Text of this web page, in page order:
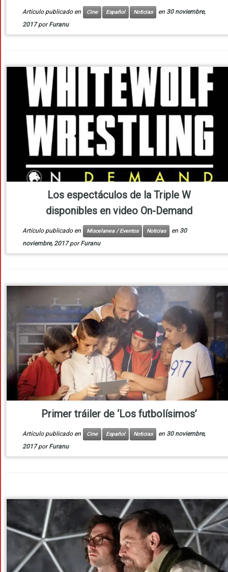
Artículo publicado en Cine Español Noticias en 30 noviembre,
2017 porFuranu
Los espectáculos de la Triple W
disponibles en video On-Demand
Artículo publicado en Miscelanea / Eventos Noticias en 30
noviembre, 2017 porFuranu
Primer tráiler de ‘Los futbolísimos’
Artículo publicado en Cine Español Noticias en 30 noviembre,
2017 porFuranu